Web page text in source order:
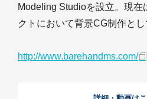
Modeling Studioを設立。現在
クトにおいて背景CG制作とし
http://www.barehandms.com/